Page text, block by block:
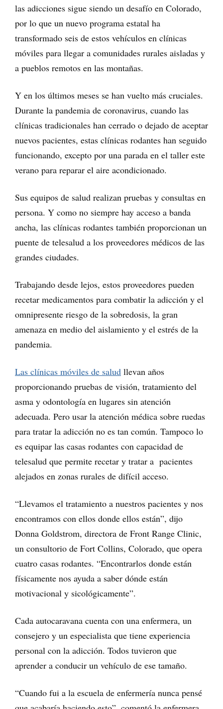
las adicciones sigue siendo un desafío en Colorado,
por lo que un nuevo programa estatal ha
transformado seis de estos vehículos en clínicas
móviles para llegar a comunidades rurales aisladas y
a pueblos remotos en las montañas.
Y en los últimos meses se han vuelto más cruciales.
Durante la pandemia de coronavirus, cuando las
clínicas tradicionales han cerrado o dejado de aceptar
nuevos pacientes, estas clínicas rodantes han seguido
funcionando, excepto por una parada en el taller este
verano para reparar el aire acondicionado.
Sus equipos de salud realizan pruebas y consultas en
persona. Y como no siempre hay acceso a banda
ancha, las clínicas rodantes también proporcionan un
puente de telesalud a los proveedores médicos de las
grandes ciudades.
Trabajando desde lejos, estos proveedores pueden
recetar medicamentos para combatir la adicción y el
omnipresente riesgo de la sobredosis, la gran
amenaza en medio del aislamiento y el estrés de la
pandemia.
Las clínicas móviles de salud llevan años
proporcionando pruebas de visión, tratamiento del
asma y odontología en lugares sin atención
adecuada. Pero usar la atención médica sobre ruedas
para tratar la adicción no es tan común. Tampoco lo
es equipar las casas rodantes con capacidad de
telesalud que permite recetar y tratar a pacientes
alejados en zonas rurales de difícil acceso.
“Llevamos el tratamiento a nuestros pacientes y nos
encontramos con ellos donde ellos están”, dijo
Donna Goldstrom, directora de Front Range Clinic,
un consultorio de Fort Collins, Colorado, que opera
cuatro casas rodantes. “Encontrarlos donde están
físicamente nos ayuda a saber dónde están
motivacional y sicológicamente”.
Cada autocaravana cuenta con una enfermera, un
consejero y un especialista que tiene experiencia
personal con la adicción. Todos tuvieron que
aprender a conducir un vehículo de ese tamaño.
“Cuando fui a la escuela de enfermería nunca pensé